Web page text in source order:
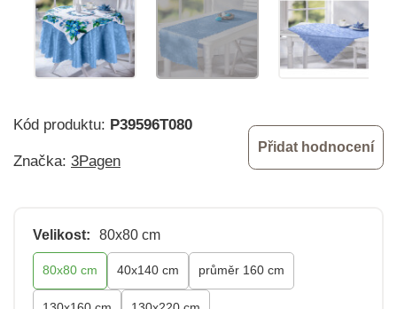
Kód produktu: P39596T080
Značka: 3Pagen
Přidat hodnocení
Velikost: 80x80 cm
80x80 cm 40x140 cm průměr 160 cm